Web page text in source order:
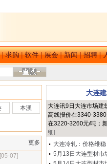
|求购|软件|展会|新闻|招聘|
本溪
更多
[05-07]
大连
大连讯9日大连市场建
高线报价在3340-
在3220-3260元/吨；
细]
大连冷轧：价格维
5月13日大连型材市